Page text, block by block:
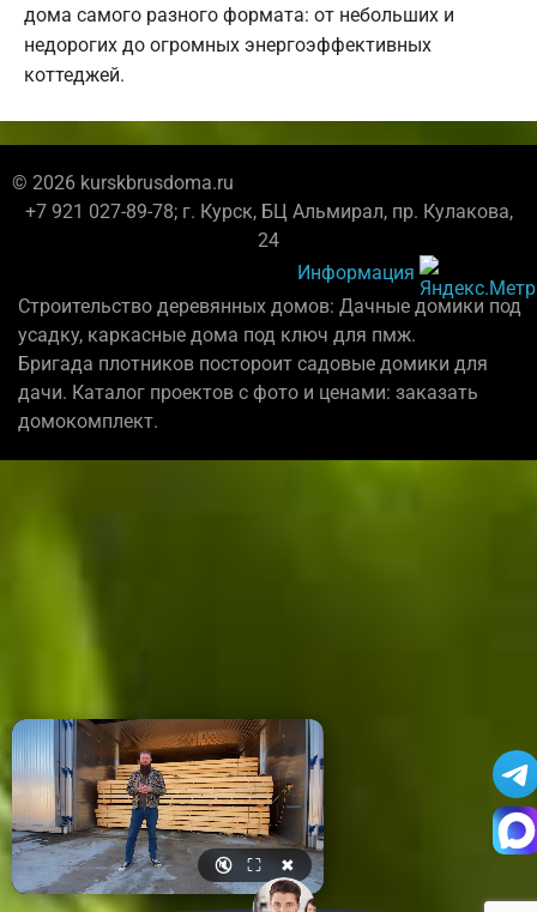
дома самого разного формата: от небольших и
недорогих до огромных энергоэффективных
коттеджей.
© 2026 kurskbrusdoma.ru
+7 921 027-89-78; г. Курск, БЦ Альмирал, пр. Кулакова,
24
Информация
Строительство деревянных домов: Дачные домики под
усадку, каркасные дома под ключ для пмж.
Бригада плотников постороит садовые домики для
дачи. Каталог проектов с фото и ценами: заказать
домокомплект.
🔇 ⛶ ✖